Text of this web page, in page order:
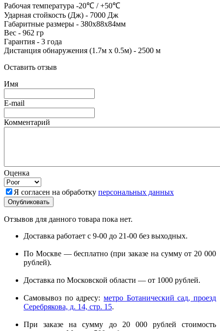
Рабочая температура -20℃ / +50℃
Ударная стойкость (Дж) - 7000 Дж
Габаритные размеры - 380x88x84мм
Вес - 962 гр
Гарантия - 3 года
Дистанция обнаружения (1.7м х 0.5м) - 2500 м
Оставить отзыв
Имя
E-mail
Комментарий
Оценка
Я согласен на обработку персональных данных
Отзывов для данного товара пока нет.
Доставка работает с 9-00 до 21-00 без выходных.
По Москве — бесплатно (при заказе на сумму от 20 000
рублей).
Доставка по Московской области — от 1000 рублей.
Самовывоз по адресу: метро Ботанический сад, проезд
Серебрякова, д. 14, стр. 15.
При заказе на сумму до 20 000 рублей стоимость